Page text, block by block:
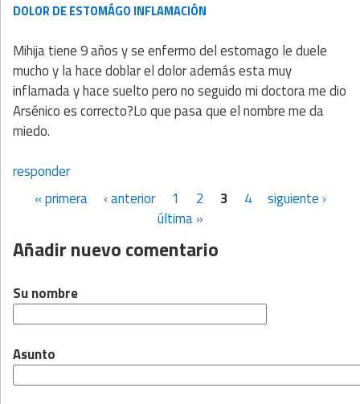
DOLOR DE ESTOMÁGO INFLAMACIÓN
Mihija tiene 9 años y se enfermo del estomago le duele
mucho y la hace doblar el dolor además esta muy
inflamada y hace suelto pero no seguido mi doctora me dio
Arsénico es correcto?Lo que pasa que el nombre me da
miedo.
responder
Páginas
« primera ‹ anterior 1 2 3 4
siguiente ›
última »
Añadir nuevo comentario
Su nombre
Asunto